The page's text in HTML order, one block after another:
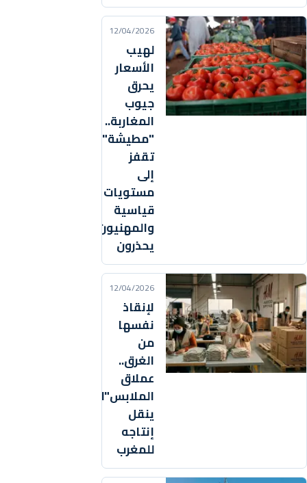
12/04/2026
لهيب
الأسعار
يحرق
جيوب
المغاربة..
"مطيشة"
تقفز
إلى
مستويات
قياسية
والمهنيون
يحذرون
12/04/2026
لإنقاذ
نفسها
من
الغرق..
عملاق
ينقل
إنتاجه
للمغرب